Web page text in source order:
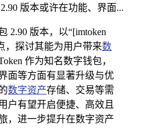
版本或许在功能、界面...
2.90 版本，以“[imtoken
，探讨其能为用户带来数
作为知名数字钱包，
面等方面有显著升级与优
数字资产存储、交易等需
户有望开启便捷、高效且
，进一步提升在数字资产